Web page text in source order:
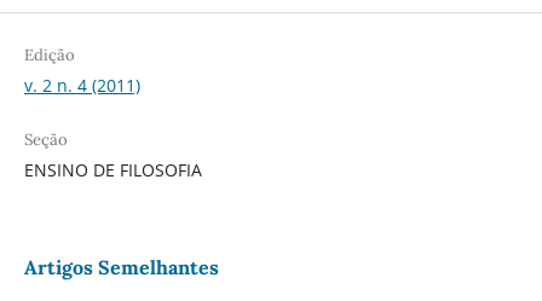
Edição
v. 2 n. 4 (2011)
Seção
ENSINO DE FILOSOFIA
Artigos Semelhantes